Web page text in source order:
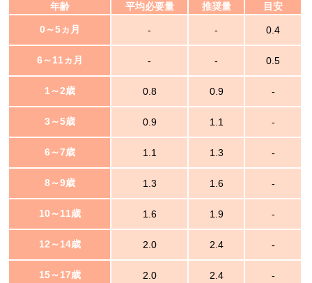
年齢
平均必要量 推奨量 目安
0～5ヵ月 - - 0.4
6～11ヵ月 - - 0.5
1～2歳 0.8 0.9 -
3～5歳 0.9 1.1 -
6～7歳 1.1 1.3 -
8～9歳 1.3 1.6 -
10～11歳 1.6 1.9 -
12～14歳 2.0 2.4 -
15～17歳 2.0 2.4 -